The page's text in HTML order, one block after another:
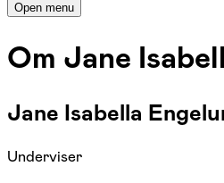
Open menu
Om Jane
Jane Isabella
Underviser